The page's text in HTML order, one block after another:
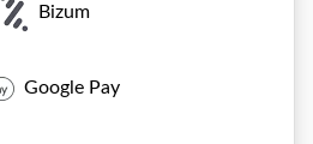
Bizum
Google Pay